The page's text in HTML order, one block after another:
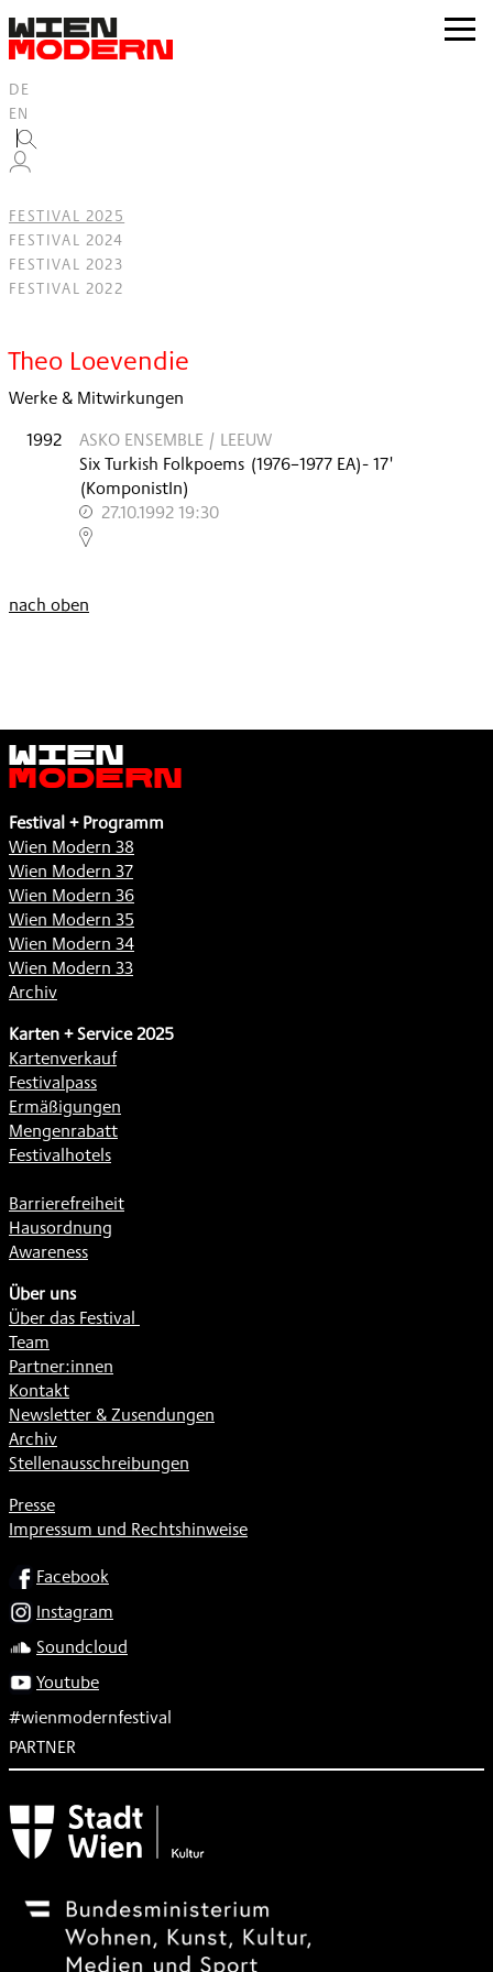
springen
zur
DE
EN
FESTIVAL 2025
FESTIVAL 2024
FESTIVAL 2023
FESTIVAL 2022
Theo Loevendie
Werke & Mitwirkungen
1992
ASKO ENSEMBLE / LEEUW
Six Turkish Folkpoems (1976–1977 EA)- 17'
(KomponistIn)
27.10.1992 19:30
,
nach oben
Wien
Modern
Festival + Programm
Wien Modern 38
Wien Modern 37
Wien Modern 36
Wien Modern 35
Wien Modern 34
Wien Modern 33
Archiv
Karten + Service 2025
Kartenverkauf
Festivalpass
Ermäßigungen
Mengenrabatt
Festivalhotels
Barrierefreiheit
Hausordnung
Awareness
Über uns
Über das Festival
Team
Partner:innen
Kontakt
Newsletter & Zusendungen
Archiv
Stellenausschreibungen
Presse
Impressum und Rechtshinweise
SOCIALFacebook
Instagram
Soundcloud
Youtube
#wienmodernfestival
PARTNER
Subventionsgeber